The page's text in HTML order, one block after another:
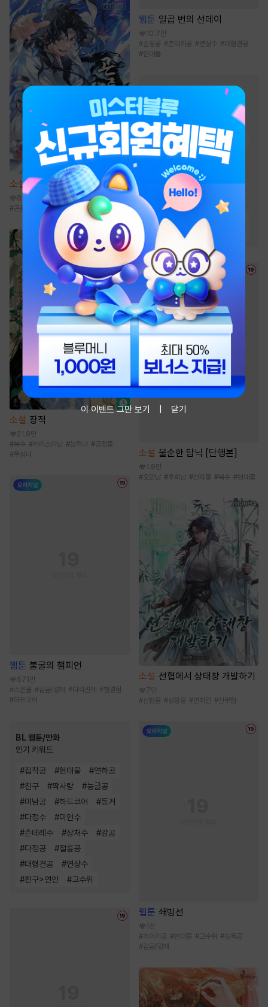
소설 곤륜신기전 [단행본]
8.3만
#곤륜 #선협물 신무협
소설 장적
21.9만
#복수 #카리스마남 #능력녀 #궁정물
#무심녀
웹툰 불굴의 챔피언
571만
#스폰물 #감금/강제 #다각관계 #첫경험
#하드코어
BL 웹툰/만화
인기 키워드
#집착공 #현대물 #연하공
#친구 #짝사랑 #능글공
#미남공 #하드코어 #동거
#다정수 #미인수
#츤데레수 #상처수 #강공
#다정공 #절륜공
#대형견공 #연상수
#친구>연인 #고수위
웹툰 일곱 번의 선데이
10.7만
#순정공 #츤데레공 #연상수 #대형견공
#현대물
인기 키워드
#강공 #능욕공
#첫사랑 다정공
일상물
#순정공 #상처수
사랑꾼공 #집착공
단정수 # 절륜공
#
3인칭시점 #오해/착각
#미인수 능글공
다정수 #연하공
소설 불순한 탐닉 [단행본]
1.9만
#오만남 #후회남 #신파물 #복수 #현대물
소설 선협에서 상태창 개발하기
7만
#선협물 #성장물 #먼치킨 #신무협
웹툰 쇄빙선
1천
#개아가공 #현대물 #고수위 #능욕공
#감금/강제
이 이벤트 그만 보기 닫기